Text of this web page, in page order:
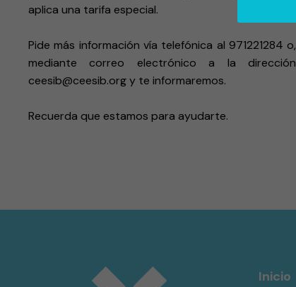
aplica una tarifa especial.
Pide más información vía telefónica al 971221284 o,
mediante correo electrónico a la dirección
ceesib@ceesib.orgy te informaremos.
Recuerda que estamos para ayudarte.
Inicio